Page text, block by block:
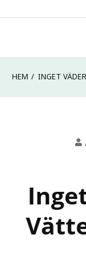
Ad Metam
Välkommen till
Cavallius och
HEM INGET